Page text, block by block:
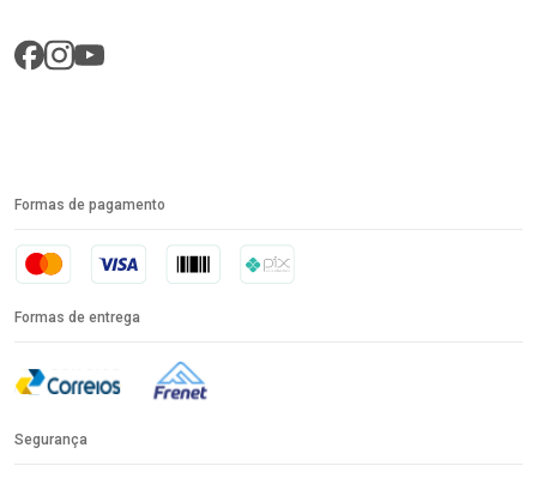
Formas de pagamento
Formas de entrega
Segurança